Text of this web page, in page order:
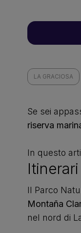
LA GRACIOSA
Se sei
riserva
In questo
Il Parco
Montaña
nel nord di